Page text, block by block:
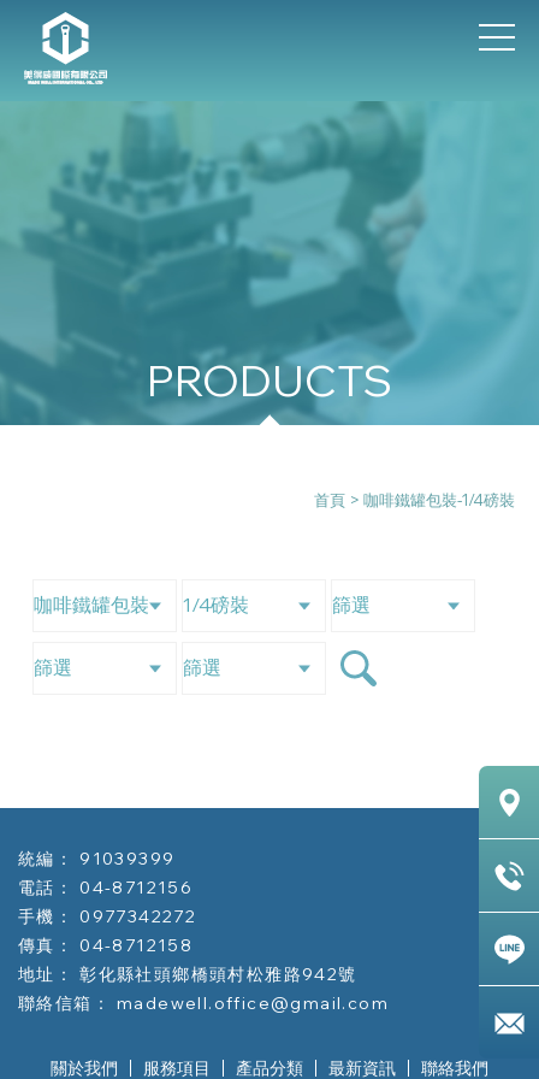
咖啡鐵罐包裝-1/4磅裝
首頁 > 咖啡鐵罐包裝-1/4磅裝
91039399
04-8712156
0977342272
04-8712158
彰化縣社頭鄉橋頭村松雅路942號
madewell.office@gmail.com
關於我們 服務項目 產品分類 最新資訊 聯絡我們